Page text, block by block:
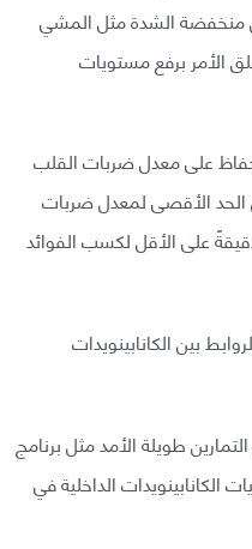
منخفضة الشدة مثل المشي
الأمر برفع مستويات
على معدل ضربات القلب
ما بين 70% أو 80% من الحد الأقصى لمعدل ضربات
المعدل حسب العمر- مدة 30 دقيقةً على الأقل لكسب الفوائد
بين الكانابينويدات
طويلة الأمد مثل برنامج
في مستويات الكانابينويدات الداخلية في